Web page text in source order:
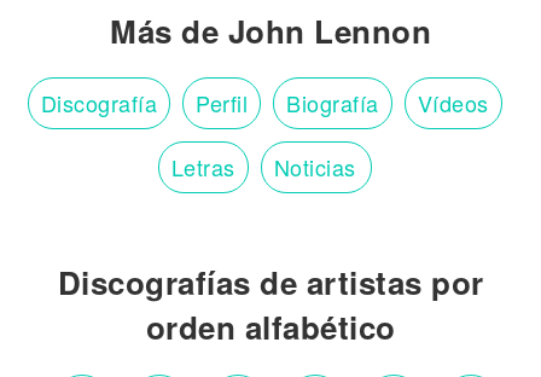
Más de John Lennon
Discografía Perfil Biografía Vídeos
Letras Noticias
Discografías de artistas por
orden alfabético